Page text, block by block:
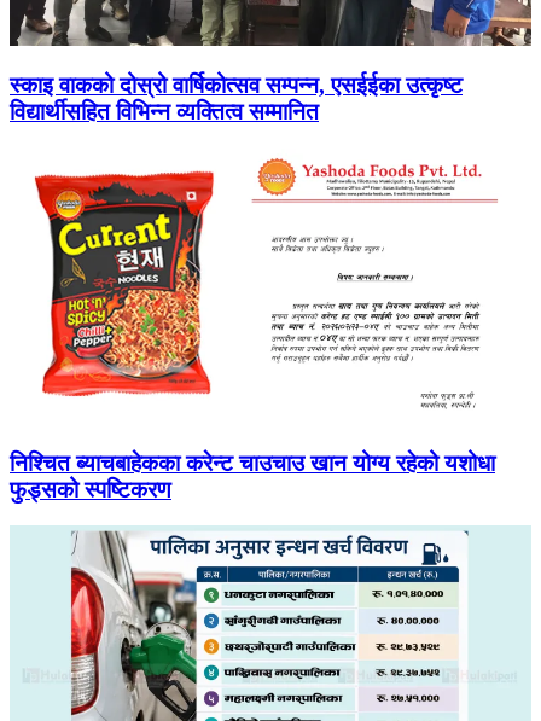
स्काइ वाकको दोस्रो वार्षिकोत्सव सम्पन्न, एसईईका उत्कृष्ट
विद्यार्थीसहित विभिन्न व्यक्तित्व सम्मानित
निश्चित ब्याचबाहेकका करेन्ट चाउचाउ खान योग्य रहेको यशोधा
फुड्सको स्पष्टिकरण